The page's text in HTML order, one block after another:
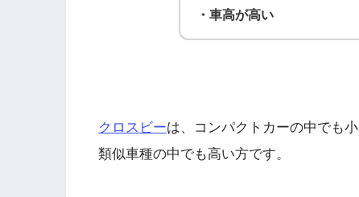
・車高が高い
クロスビーは、コンパクトカーの中でも
類似車種の中でも高い方です。